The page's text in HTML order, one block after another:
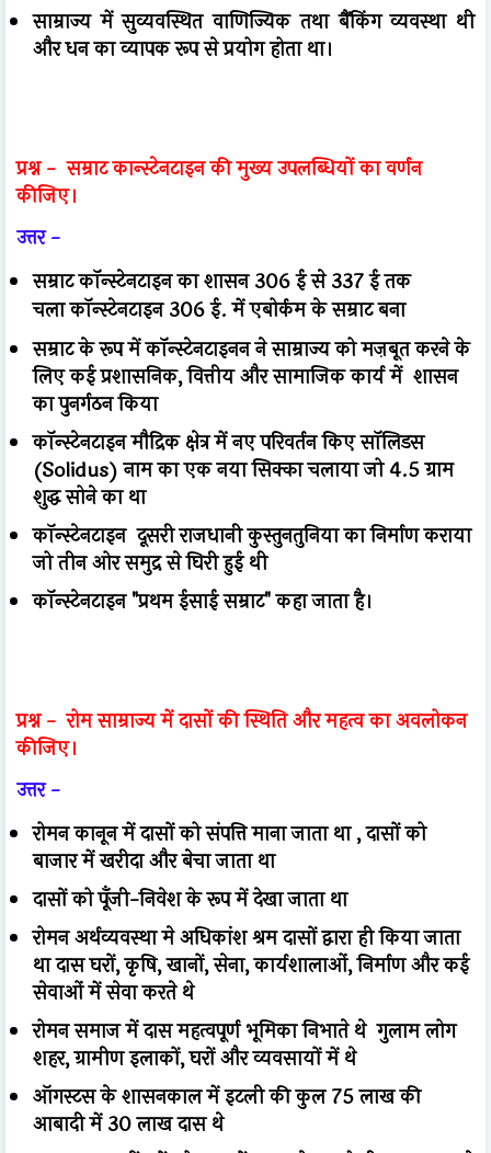
साम्राज्य में सुव्यवस्थित वाणिज्यिक तथा बैंकिंग व्यवस्था थी
और धन का व्यापक रूप से प्रयोग होता था।
प्रश्न -सम्राट कान्स्टेनटाइन की मुख्य उपलब्धियों का वर्णन
कीजिए।
उत्तर -
सम्राट कॉन्स्टेनटाइन का शासन 306 ई से 337 ई तक
चलाकॉन्स्टेनटाइन 306 ई. में एबोर्कम के सम्राट बना
सम्राट के रूप में कॉन्स्टेनटाइनन ने साम्राज्य को मज़बूत करने के
लिए कई प्रशासनिक, वित्तीय और सामाजिक कार्य में शासन
का पुनर्गठन किया
कॉन्स्टेनटाइन मौद्रिक क्षेत्र में नए परिवर्तन किए सॉलिडस
(Solidus) नाम का एक नया सिक्का चलाया जो 4.5 ग्राम
शुद्ध सोने का था
कॉन्स्टेनटाइन दूसरी राजधानी कुस्तुनतुनिया का निर्माण कराया
जो तीन ओर समुद्र से घिरी हुई थी
कॉन्स्टेनटाइन "प्रथम ईसाई सम्राट" कहा जाता है।
प्रश्न -रोम साम्राज्य में दासों की स्थिति और महत्व का अवलोकन
कीजिए।
उत्तर -
रोमन कानून में दासों को संपत्ति माना जाता था , दासों को
बाजार में खरीदा और बेचा जाता था
दासों को पूँजी-निवेश के रूप में देखा जाता था
रोमन अर्थव्यवस्था मे अधिकांश श्रम दासों द्वारा ही किया जाता
था दास घरों, कृषि, खानों, सेना, कार्यशालाओं, निर्माण और कई
सेवाओं में सेवा करते थे
रोमन समाज में दास महत्वपूर्ण भूमिका निभाते थे गुलाम लोग
शहर, ग्रामीण इलाकों, घरों और व्यवसायों में थे
ऑगस्टस के शासनकाल में इटली की कुल 75 लाख की
आबादी में 30 लाख दास थे